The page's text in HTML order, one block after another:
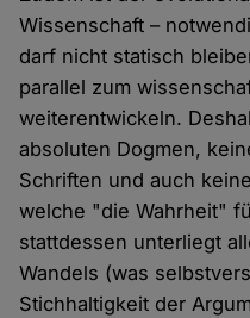
Wissenschaft –
darf nicht statisch
parallel zum
weiterentwickeln.
absoluten Dogmen,
Schriften und auch
welche "die Wahrheit"
stattdessen unterliegt
Wandels (was
Stichhaltigkeit der